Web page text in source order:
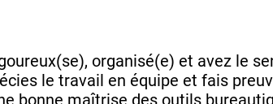
organisé(e) et avez le
le travail en équipe et fais
bonne maîtrise des outils